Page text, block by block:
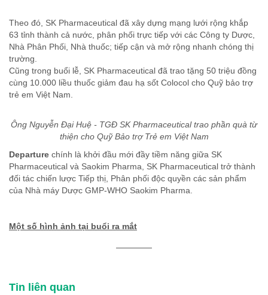
Theo đó, SK Pharmaceutical đã xây dựng mạng lưới rộng khắp
63 tỉnh thành cả nước, phân phối trực tiếp với các Công ty Dược,
Nhà Phân Phối, Nhà thuốc; tiếp cận và mở rộng nhanh chóng thị
trường.
Cũng trong buổi lễ, SK Pharmaceutical đã trao tặng 50 triệu đồng
cùng 10.000 liều thuốc giảm đau hạ sốt Colocol cho Quỹ bảo trợ
trẻ em Việt Nam.
Ông Nguyễn Đại Huệ - TGĐ SK Pharmaceutical trao phần quà từ
thiện cho Quỹ Bảo trợ Trẻ em Việt Nam
Departure chính là khởi đầu mới đầy tiềm năng giữa SK
Pharmaceutical và Saokim Pharma, SK Pharmaceutical trở thành
đối tác chiến lược Tiếp thị, Phân phối độc quyền các sản phẩm
của Nhà máy Dược GMP-WHO Saokim Pharma.
Một số hình ảnh tại buổi ra mắt
Tin liên quan